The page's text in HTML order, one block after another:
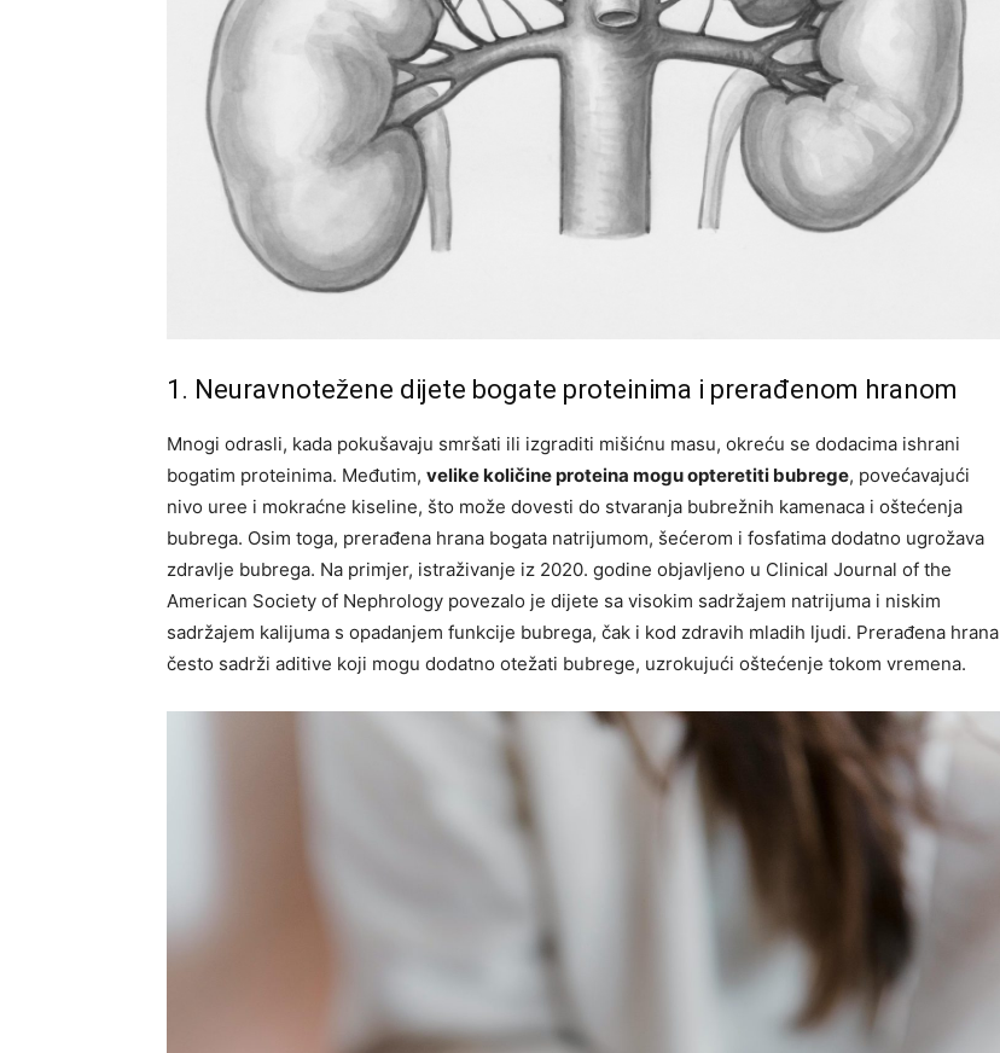
1. Neuravnotežene dijete bogate proteinima i prerađenom hranom
Mnogi odrasli, kada pokušavaju smršati ili izgraditi mišićnu masu, okreću se dodacima ishrani
bogatim proteinima. Međutim, velike količine proteina mogu opteretiti bubrege, povećavajući
nivo uree i mokraćne kiseline, što može dovesti do stvaranja bubrežnih kamenaca i oštećenja
bubrega. Osim toga, prerađena hrana bogata natrijumom, šećerom i fosfatima dodatno ugrožava
zdravlje bubrega. Na primjer, istraživanje iz 2020. godine objavljeno u Clinical Journal of the
American Society of Nephrology povezalo je dijete sa visokim sadržajem natrijuma i niskim
sadržajem kalijuma s opadanjem funkcije bubrega, čak i kod zdravih mladih ljudi. Prerađena hrana
često sadrži aditive koji mogu dodatno otežati bubrege, uzrokujući oštećenje tokom vremena.